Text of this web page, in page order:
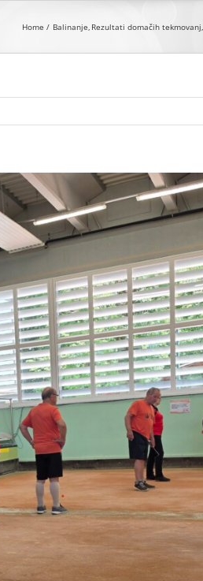
Home Balinanje Rezultati domačih tekmovanj